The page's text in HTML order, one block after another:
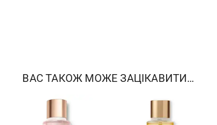
ВАС ТАКОЖ МОЖЕ ЗАЦІКАВИТИ…